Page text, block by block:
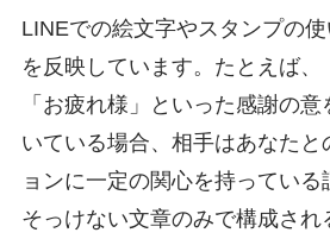
LINEでの絵文字やスタンプの
を反映しています。たとえば、
「お疲れ様」といった感謝の
いている場合、相手はあなたと
ョンに一定の関心を持っている
そっけない文章のみで構成され